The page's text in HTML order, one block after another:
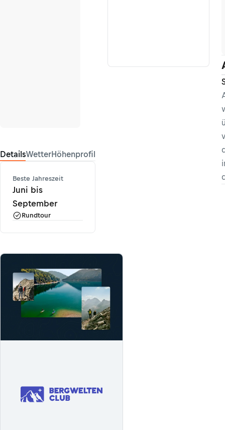
DetailsWetterHöhenprofil
Beste Jahreszeit
Juni bis
September
Rundtour